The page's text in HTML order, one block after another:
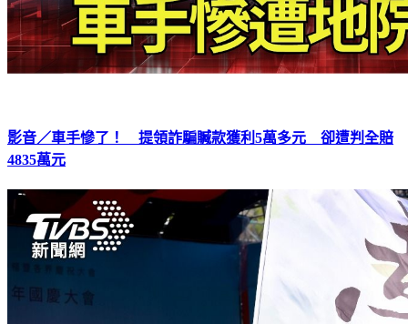
影音／車手慘了！ 提領詐騙贓款獲利5萬多元 卻遭判全賠
4835萬元